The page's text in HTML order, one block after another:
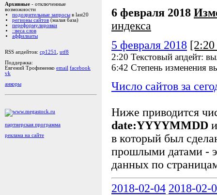
Архивные - отключенные
возможности
подозрительные запросы в last20
регионы сайтов (малая база)
переформулировки
::веса слов
аффилиаты
RSS апдейтов: cp1251
utf8
Поддержка:
Евгений Трофименко email facebook
vk
анкоры
партнерская программа
реклама на сайте
6 февраля 2018
индекса
5 февраля 2018
2:20 Текстовый апдейт:
6:42 Степень изменения
Число сайтов за
Ниже приводится
date:YYYYMMDD
в который был
прошлыми датами -
данных по
2018-02-04 2018-02-